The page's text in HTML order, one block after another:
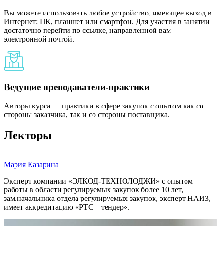
Вы можете использовать любое устройство, имеющее выход в
Интернет: ПК, планшет или смартфон. Для участия в занятии
достаточно перейти по ссылке, направленной вам
электронной почтой.
Ведущие преподаватели-практики
Авторы курса — практики в сфере закупок с опытом как со
стороны заказчика, так и со стороны поставщика.
Лекторы
Мария Казарина
Эксперт компании «ЭЛКОД-ТЕХНОЛОДЖИ» с опытом
работы в области регулируемых закупок более 10 лет,
зам.начальника отдела регулируемых закупок, эксперт НАИЗ,
имеет аккредитацию «РТС – тендер».